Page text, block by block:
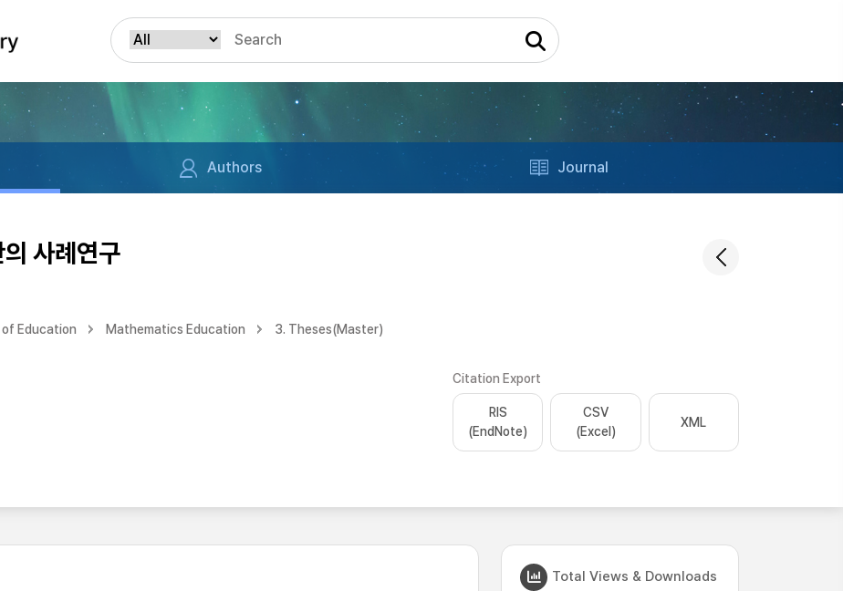
Authors Journal
사례연구
Education Mathematics Education 3. Theses(Master)
Citation Export
RIS
(EndNote)
CSV
(Excel)
XML
Total Views & Downloads